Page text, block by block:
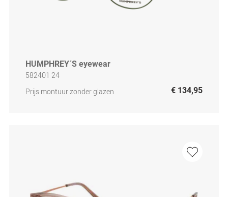
HUMPHREY´S eyewear
582401 24
Prijs montuur zonder glazen
€ 134,95